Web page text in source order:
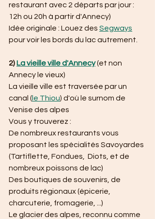
restaurant avec 2 départs par jour :
12h ou 20h à partir d'Annecy)
Idée originale : Louez des Segways
pour voir les bords du lac autrement.
2) La vieille ville d'Annecy (et non
Annecy le vieux)
La vieille ville est traversée par un
canal ( le Thiou) d'où le surnom de
Venise des alpes
Vous y trouverez :
De nombreux restaurants vous
proposant les spécialités Savoyardes
(Tartiflette, Fondues,  Diots, et de
nombreux poissons de lac)
Des boutiques de souvenirs, de
produits régionaux (épicerie,
charcuterie, fromagerie, ...)
Le glacier des alpes, reconnu comme